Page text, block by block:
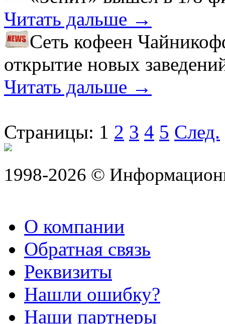
Читать дальше →
Сеть кофеен
открытие новых
Читать дальше →
Страницы: 1 2 3 4 5 След.
1998-2026 ©
О компании
Обратная связь
Реквизиты
Нашли ошибку?
Наши партнеры